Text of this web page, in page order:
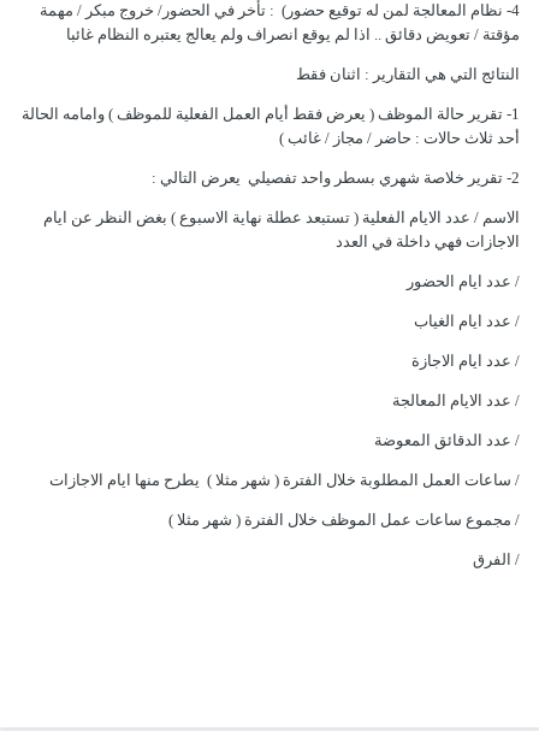
4- نظام المعالجة لمن له توقيع حضور) : تأخر في الحضور/ خروج مبكر / مهمة
مؤقتة / تعويض دقائق .. اذا لم يوقع انصراف ولم يعالج يعتبره النظام غائبا
النتائج التي هي التقارير : اثنان فقط
1- تقرير حالة الموظف ( يعرض فقط أيام العمل الفعلية للموظف ) وامامه الحالة
أحد ثلاث حالات : حاضر / مجاز / غائب )
2- تقرير خلاصة شهري بسطر واحد تفصيلي يعرض التالي
الاسم / عدد الايام الفعلية ( تستبعد عطلة نهاية الاسبوع ) بغض النظر عن ايام
الاجازات فهي داخلة في العدد
/ عدد ايام الحضور
/ عدد ايام الغياب
/ عدد ايام الاجازة
/ عدد الايام المعالجة
/ عدد الدقائق المعوضة
/ ساعات العمل المطلوبة خلال الفترة ( شهر مثلا ) يطرح منها ايام الاجازات
/ مجموع ساعات عمل الموظف خلال الفترة ( شهر مثلا )
/ الفرق